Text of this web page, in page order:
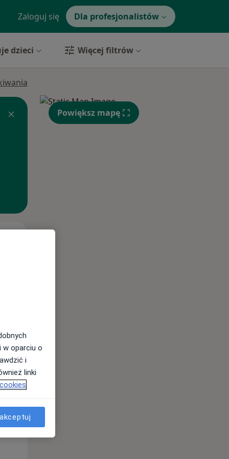
Zaloguj się Dla profesjonalistów
dzieci Więcej filtrów
Czw,
13 Sie
Powiększ mapę
w oparciu o
i
linki